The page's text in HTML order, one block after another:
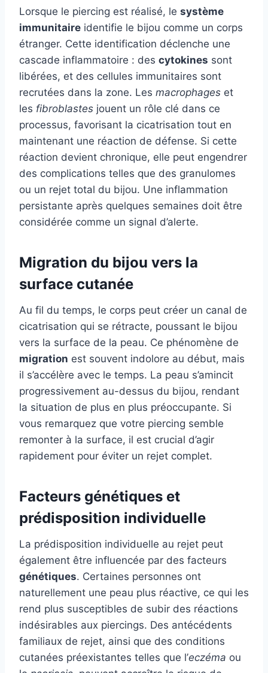
Lorsque le piercing est réalisé, le système
immunitaire identifie le bijou comme un corps
étranger. Cette identification déclenche une
cascade inflammatoire : des cytokines sont
libérées, et des cellules immunitaires sont
recrutées dans la zone. Les macrophages et
les fibroblastes jouent un rôle clé dans ce
processus, favorisant la cicatrisation tout en
maintenant une réaction de défense. Si cette
réaction devient chronique, elle peut engendrer
des complications telles que des granulomes
ou un rejet total du bijou. Une inflammation
persistante après quelques semaines doit être
considérée comme un signal d’alerte.
Migration du bijou vers la
surface cutanée
Au fil du temps, le corps peut créer un canal de
cicatrisation qui se rétracte, poussant le bijou
vers la surface de la peau. Ce phénomène de
migration est souvent indolore au début, mais
il s’accélère avec le temps. La peau s’amincit
progressivement au-dessus du bijou, rendant
la situation de plus en plus préoccupante. Si
vous remarquez que votre piercing semble
remonter à la surface, il est crucial d’agir
rapidement pour éviter un rejet complet.
Facteurs génétiques et
prédisposition individuelle
La prédisposition individuelle au rejet peut
également être influencée par des facteurs
génétiques. Certaines personnes ont
naturellement une peau plus réactive, ce qui les
rend plus susceptibles de subir des réactions
indésirables aux piercings. Des antécédents
familiaux de rejet, ainsi que des conditions
cutanées préexistantes telles que l’eczéma ou